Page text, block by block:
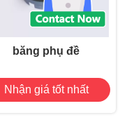
băng phụ đề
Nhận giá tốt nhất